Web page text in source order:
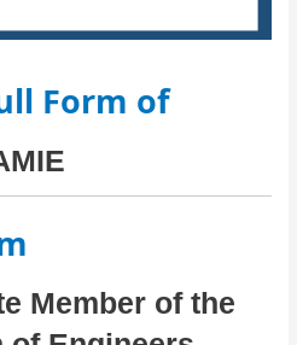
Form of
Member of the